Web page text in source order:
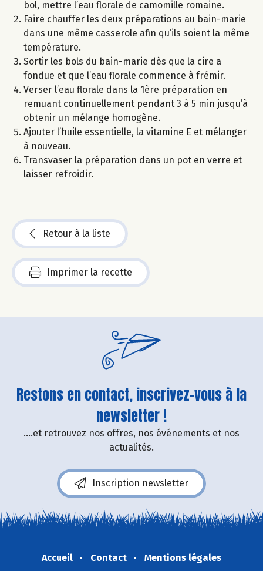
bol, mettre l’eau florale de camomille romaine.
Faire chauffer les deux préparations au bain-marie
dans une même casserole afin qu’ils soient la même
température.
Sortir les bols du bain-marie dès que la cire a
fondue et que l’eau florale commence à frémir.
Verser l’eau florale dans la 1ère préparation en
remuant continuellement pendant 3 à 5 min jusqu’à
obtenir un mélange homogène.
Ajouter l’huile essentielle, la vitamine E et mélanger
à nouveau.
Transvaser la préparation dans un pot en verre et
laisser refroidir.
Retour à la liste
Imprimer la recette
Restons en contact, inscrivez-vous à la
newsletter !
....et retrouvez nos offres, nos événements et nos
actualités.
Inscription newsletter
Accueil Contact
Mentions légales